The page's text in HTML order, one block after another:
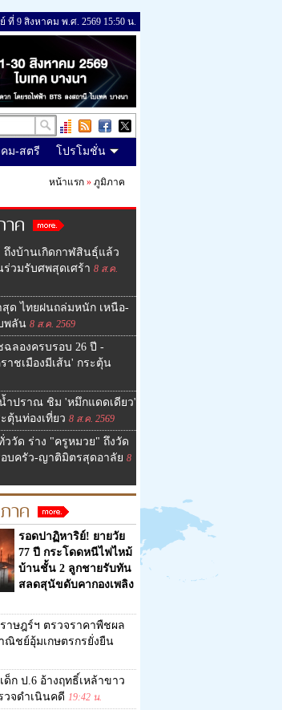
ที่ 9 สิงหาคม พ.ศ. 2569 15:50 น.
คม-สตรี โปรโมชั่น
หน้าแรก » ภูมิภาค
ค
ถึงบ้านเกิดกาฬสินธุ์แล้ว
วมรับศพสุดเศร้า 8 ส.ค.
ด ไทยฝนถล่มหนัก เหนือ-
พลัน 8 ส.ค. 2569
ฉลองครบรอบ 26 ปี -
าชเมืองมีเส้น' กระตุ้น
ำปราณ ชิม 'หมึกแดดเดียว'
ตุ้นท่องเที่ยว 8 ส.ค. 2569
ววัด ร่าง "ครูหมวย" ถึงวัด
บครัว-ญาติมิตรสุดอาลัย 8
าค
รอดปาฏิหาริย์! ยายวัย
77 ปี กระโดดหนีไฟไหม้
บ้านชั้น 2 ลูกชายรับทัน
สลดสุนัขดับคากองเพลิง
าษฎร์ฯ ตรวจราคาพืชผล
ณิชย์อุ้มเกษตรกรยั่งยืน
ก ป.6 อ้างฤทธิ์เหล้าขาว
วจดำเนินคดี 19:42 น.